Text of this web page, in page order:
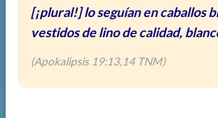
[¡plural!] lo seguían en caballos
vestidos de lino de calidad,
(Apokalipsis 19:13,14 TNM)